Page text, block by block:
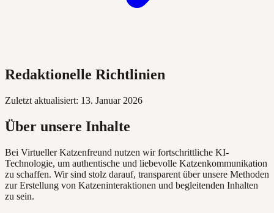
Redaktionelle Richtlinien
Zuletzt aktualisiert: 13. Januar 2026
Über unsere Inhalte
Bei Virtueller Katzenfreund nutzen wir fortschrittliche KI-
Technologie, um authentische und liebevolle Katzenkommunikation
zu schaffen. Wir sind stolz darauf, transparent über unsere Methoden
zur Erstellung von Katzeninteraktionen und begleitenden Inhalten
zu sein.